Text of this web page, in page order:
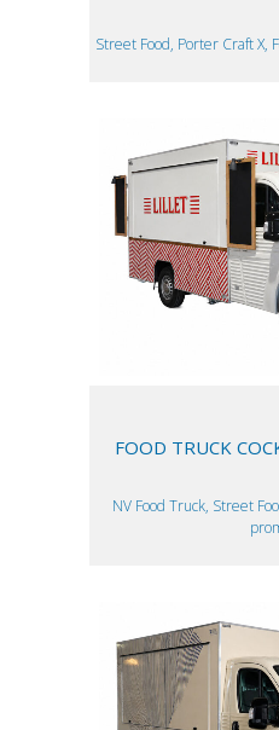
Street Food, Porter Craft X,
FOOD TRUCK
NV Food Truck, Street